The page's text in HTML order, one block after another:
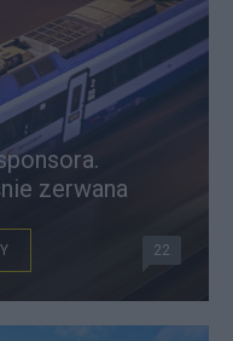
zerwana
22